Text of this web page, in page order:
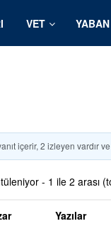
VET
içerir, 2 izleyen vardır
- 1 ile 2 arası
Yazılar